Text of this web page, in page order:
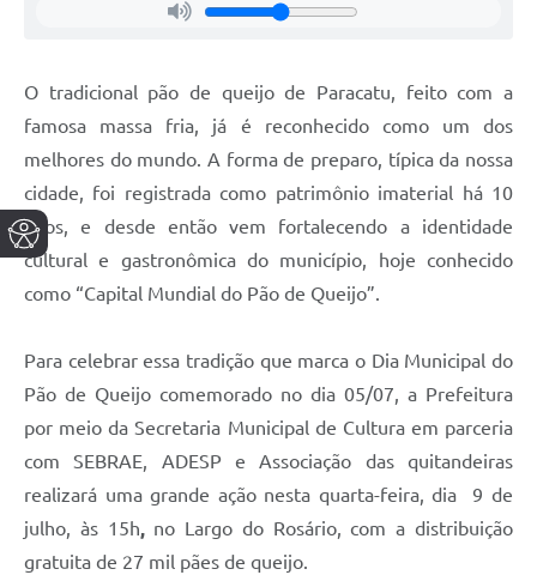
O tradicional pão de queijo de Paracatu, feito com a
famosa massa fria, já é reconhecido como um dos
melhores do mundo. A forma de preparo, típica da nossa
cidade, foi registrada como patrimônio imaterial há 10
anos, e desde então vem fortalecendo a identidade
cultural e gastronômica do município, hoje conhecido
como “Capital Mundial do Pão de Queijo”.
Para celebrar essa tradição que marca o Dia Municipal do
Pão de Queijo comemorado no dia 05/07, a Prefeitura
por meio da Secretaria Municipal de Cultura em parceria
com SEBRAE, ADESP e Associação das quitandeiras
realizará uma grande ação nesta quarta-feira, dia 9 de
julho, às 15h, no Largo do Rosário, com a distribuição
gratuita de 27 mil pães de queijo.